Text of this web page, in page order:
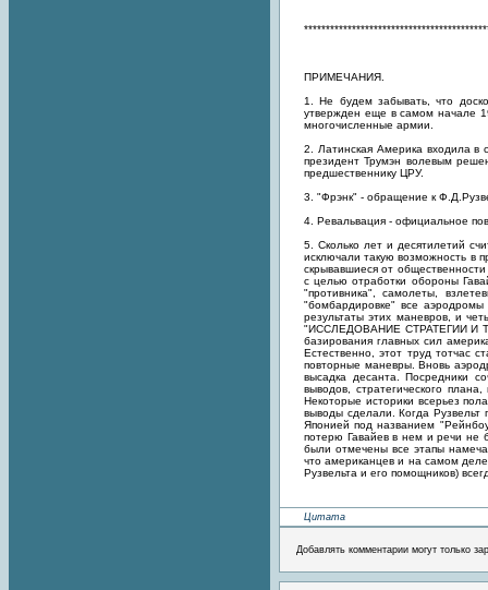
ПРИМЕЧАНИЯ.
1. Не будем забывать, что
утвержден еще в самом начале
многочисленные армии.
2. Латинская Америка входила в
президент Трумэн волевым
предшественнику ЦРУ.
3. "Фрэнк" - обращение к
4. Ревальвация - официальное
5. Сколько лет и десятилетий
исключали такую возможность в
скрывавшиеся от
с целью отработки обороны
"противника", самолеты,
"бомбардировке" все
результаты этих маневров, и
"ИССЛЕДОВАНИЕ СТРАТЕГИИ И
базирования главных сил
Естественно, этот труд тотчас
повторные маневры. Вновь
высадка десанта. Посредники
выводов, стратегического
Некоторые историки всерьез
выводы сделали. Когда Рузвельт
Японией под названием
потерю Гавайев в нем и речи не
были отмечены все этапы
что американцев и на самом деле
Рузвельта и его помощников)
Цитата
Добавлять комментарии могут только